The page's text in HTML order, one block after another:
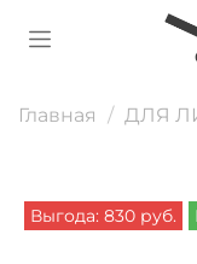
Главная ДЛЯ
Выгода: 830 руб.